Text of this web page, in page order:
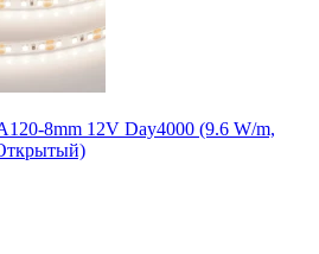
8mm 12V Day4000 (9.6 W/m,